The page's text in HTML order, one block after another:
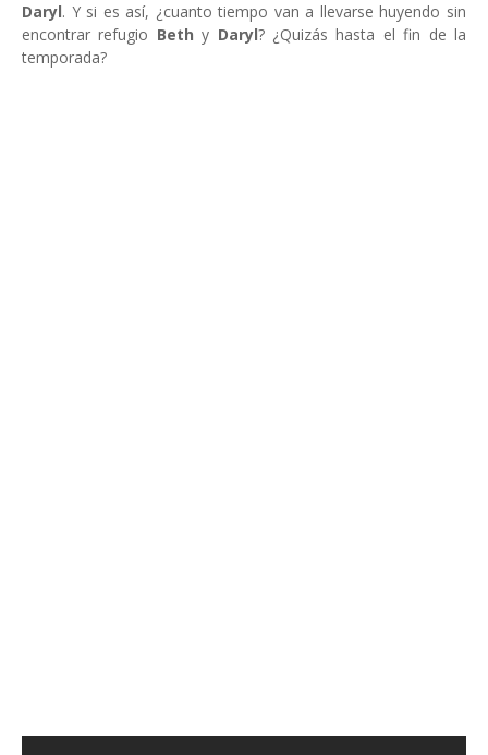
Daryl. Y si es así, ¿cuanto tiempo van a llevarse huyendo sin
encontrar refugio Bethy Daryl? ¿Quizás hasta el fin de la
temporada?